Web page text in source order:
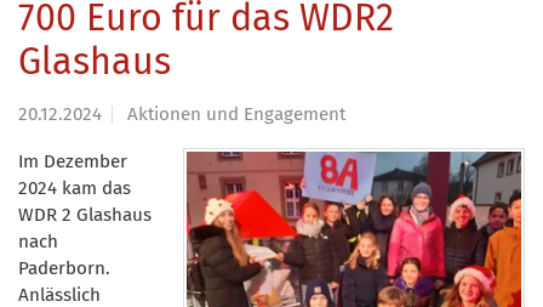
700 Euro für das WDR2
Glashaus
20.12.2024 Aktionen und Engagement
Im Dezember
2024 kam das
WDR 2 Glashaus
nach
Paderborn.
Anlässlich